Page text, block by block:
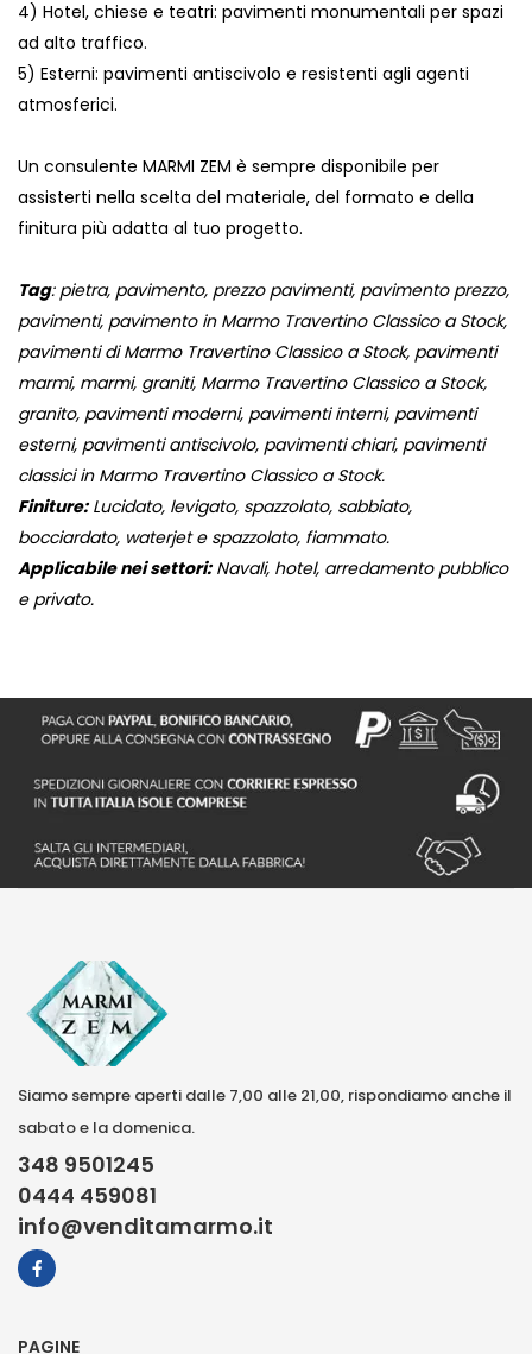
4) Hotel, chiese e teatri: pavimenti monumentali per spazi
ad alto traffico.
5) Esterni: pavimenti antiscivolo e resistenti agli agenti
atmosferici.
Un consulente MARMI ZEM è sempre disponibile per
assisterti nella scelta del materiale, del formato e della
finitura più adatta al tuo progetto.
Tag: pietra, pavimento, prezzo pavimenti, pavimento prezzo,
pavimenti, pavimento in Marmo Travertino Classico a Stock,
pavimenti di Marmo Travertino Classico a Stock, pavimenti
marmi, marmi, graniti, Marmo Travertino Classico a Stock,
granito, pavimenti moderni, pavimenti interni, pavimenti
esterni, pavimenti antiscivolo, pavimenti chiari, pavimenti
classici in Marmo Travertino Classico a Stock.
Finiture:Lucidato, levigato, spazzolato, sabbiato,
bocciardato, waterjet e spazzolato, fiammato.
Applicabile nei settori:Navali, hotel, arredamento pubblico
e privato.
Siamo sempre aperti dalle 7,00 alle 21,00, rispondiamo anche il
sabato e la domenica.
348 9501245
0444 459081
info@venditamarmo.it
PAGINE